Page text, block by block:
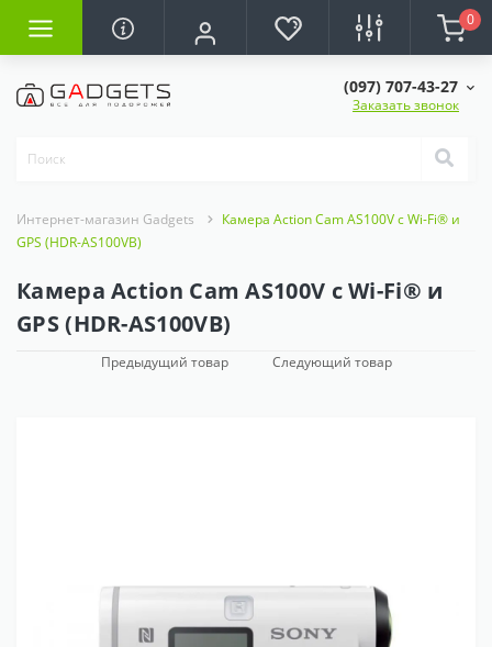
0
(097) 707-43-27
Заказать звонок
Интернет-магазин Gadgets
Камера Action Cam AS100V с Wi-Fi® и
GPS (HDR-AS100VB)
Камера Action Cam AS100V с Wi-Fi® и
GPS (HDR-AS100VB)
Предыдущий товар Следующий товар